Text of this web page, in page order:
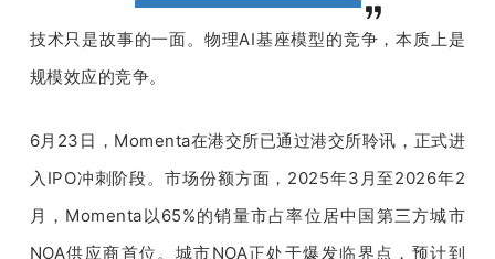
技术只是故事的一面。物理AI基座模型的竞争，本质上是
规模效应的竞争。
6月23日，Momenta在港交所已通过港交所聆讯，正式进
入IPO冲刺阶段。市场份额方面，2025年3月至2026年2
月，Momenta以65%的销量市占率位居中国第三方城市
NOA供应商首位。城市NOA正处于爆发临界点，预计到